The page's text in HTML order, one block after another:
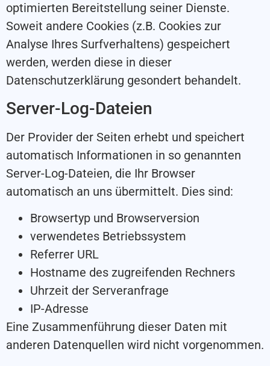
optimierten Bereitstellung seiner Dienste.
Soweit andere Cookies (z.B. Cookies zur
Analyse Ihres Surfverhaltens) gespeichert
werden, werden diese in dieser
Datenschutzerklärung gesondert behandelt.
Server-Log-Dateien
Der Provider der Seiten erhebt und speichert
automatisch Informationen in so genannten
Server-Log-Dateien, die Ihr Browser
automatisch an uns übermittelt. Dies sind:
Browsertyp und Browserversion
verwendetes Betriebssystem
Referrer URL
Hostname des zugreifenden Rechners
Uhrzeit der Serveranfrage
IP-Adresse
Eine Zusammenführung dieser Daten mit
anderen Datenquellen wird nicht vorgenommen.